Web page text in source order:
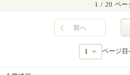
1 / 20 ペー
前へ
ページ目